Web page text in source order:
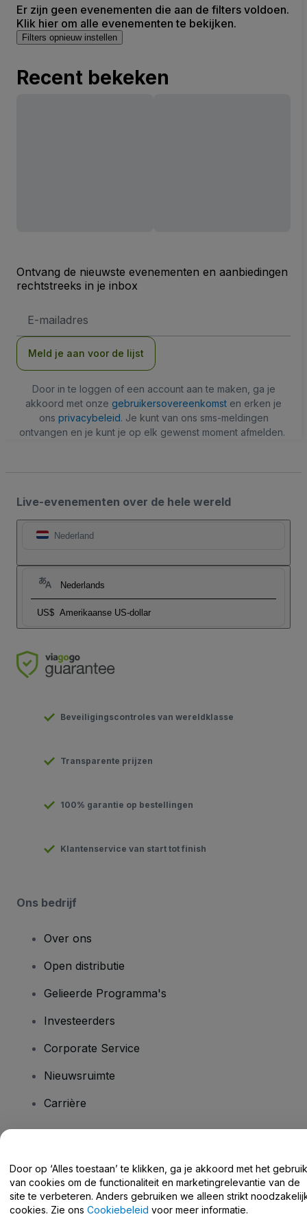
Er zijn geen evenementen die aan de filters voldoen.
Klik hier om alle evenementen te bekijken.
Filters opnieuw instellen
Recent bekeken
Ontvang de nieuwste evenementen en aanbiedingen
rechtstreeks in je inbox
mailadres
Meld je aan voor de lijst
Door in te loggen of een account aan te maken, ga je
akkoord met onze gebruikersovereenkomst en erken je
ons privacybeleid. Je kunt van ons sms-meldingen
ontvangen en je kunt je op elk gewenst moment afmelden.
Live-evenementen over de hele wereld
Nederland
Nederlands
US$ Amerikaanse US-dollar
Beveiligingscontroles van wereldklasse
Transparente prijzen
100% garantie op bestellingen
Klantenservice van start tot finish
Ons bedrijf
Over ons
Open distributie
Gelieerde Programma's
Investeerders
Corporate Service
Nieuwsruimte
Carrière
Helpcentrum / Neem Contact Met Ons Op
Door op ‘Alles toestaan’ te klikken, ga je akkoord met het gebruik
van cookies om de functionaliteit en marketingrelevantie van de
site te verbeteren. Anders gebruiken we alleen strikt
cookies. Zie ons Cookiebeleid voor meer informatie.